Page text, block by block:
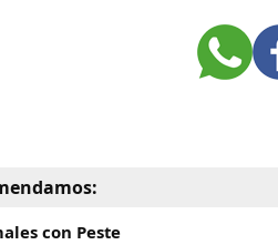
con Peste